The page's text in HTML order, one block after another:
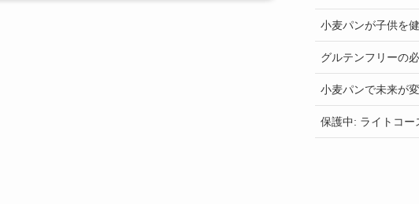
小麦パンが子供を
グルテンフリーの
小麦パンで未来が
保護中: ライトコー